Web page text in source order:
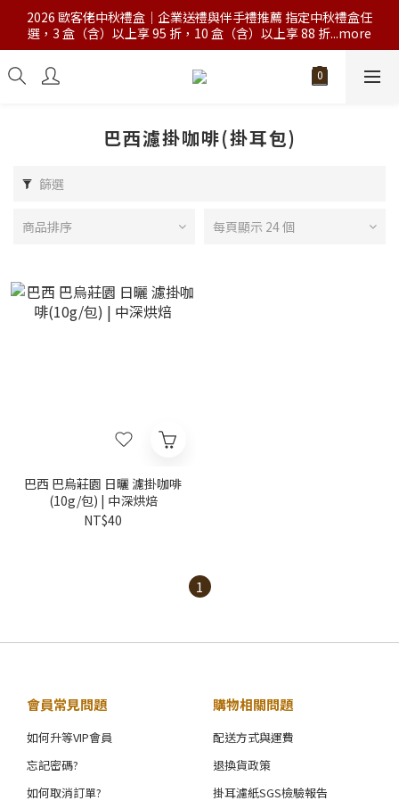
2026 歐客佬中秋禮盒｜企業送禮與伴手禮推薦 指定中秋禮盒任
選，3 盒（含）以上享 95 折，10 盒（含）以上享 88 折...more
巴西濾掛咖啡(掛耳包)
篩選
商品排序 每頁顯示 24 個
巴西 巴烏莊園 日曬 濾掛咖啡
(10g/包) | 中深烘焙
NT$40
1
會員常見問題
如何升等VIP會員
忘記密碼?
如何取消訂單?
購物相關問題
配送方式與運費
退換貨政策
掛耳濾紙SGS檢驗報告